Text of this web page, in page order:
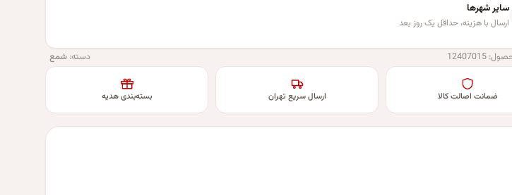
سایر شهرها
ارسال با هزینه، حداقل یک روز بعد
12407015 دسته: شمع
ضمانت اصالت کالا ارسال سریع تهران بسته‌بندی هدیه